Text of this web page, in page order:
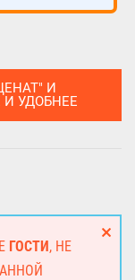
И
УДОБНЕЕ
ГОСТИ, НЕ